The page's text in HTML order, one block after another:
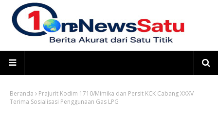
Beranda
Prajurit Kodim 1710/Mimika dan Persit KCK Cabang XXXV
Terima Sosialisasi Penggunaan Gas LPG